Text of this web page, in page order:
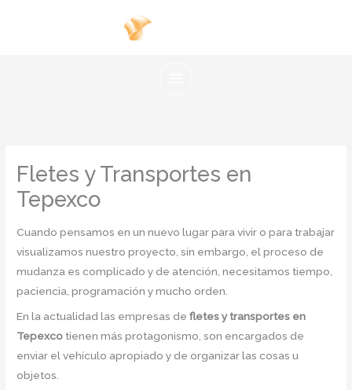
Fletes y Transportes en
Tepexco
Cuando pensamos en un nuevo lugar para vivir o para trabajar
visualizamos nuestro proyecto, sin embargo, el proceso de
mudanza es complicado y de atención, necesitamos tiempo,
paciencia, programación y mucho orden.
En la actualidad las empresas defletes y transportes en
Tepexco tienen más protagonismo, son encargados de
enviar el vehículo apropiado y de organizar las cosas u
objetos.